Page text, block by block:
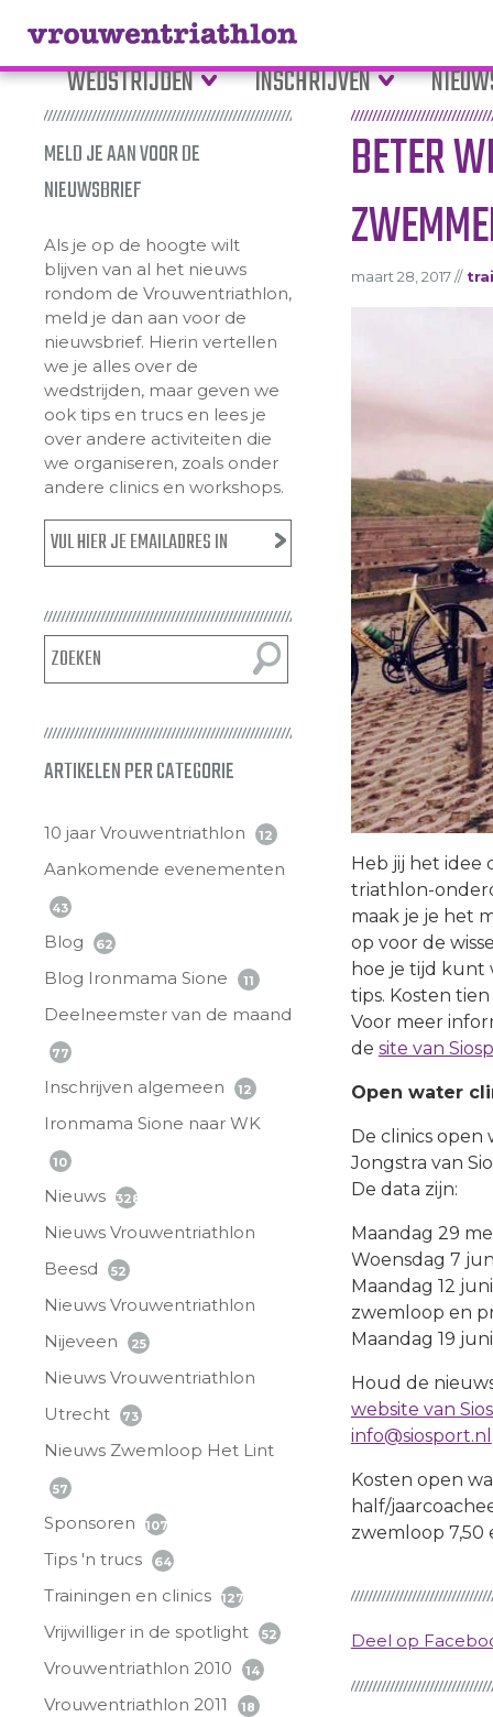
WEDSTRIJDEN INSCHRIJVEN
MELD JE AAN VOOR DE
NIEUWSBRIEF
Als je op de hoogte wilt
blijven van al het nieuws
rondom de Vrouwentriathlon,
meld je dan aan voor de
nieuwsbrief. Hierin vertellen
we je alles over de
wedstrijden, maar geven we
ook tips en trucs en lees je
over andere activiteiten die
we organiseren, zoals onder
andere clinics en workshops.
ARTIKELEN PER CATEGORIE
10 jaar Vrouwentriathlon 12
Aankomende evenementen
43
Blog 62
Blog Ironmama Sione 11
Deelneemster van de maand
77
Inschrijven algemeen 12
Ironmama Sione naar WK
10
Nieuws 328
Nieuws Vrouwentriathlon
Beesd
52
Nieuws Vrouwentriathlon
Nijeveen
25
Nieuws Vrouwentriathlon
Utrecht
73
Nieuws Zwemloop Het Lint
57
Sponsoren 107
Tips 'n trucs 64
Trainingen en clinics 127
Vrijwilliger in de spotlight 52
Vrouwentriathlon 2010 14
Vrouwentriathlon 2011 18
BETER
maart 28, 2017 //
Heb jij het idee
triathlon-
maak je je het
op voor de
hoe je tijd kunt
tips. Kosten
Voor meer
de site van
Open water
De clinics
Jongstra van
De data zijn:
Maandag 29
Woensdag 7
Maandag 12
zwemloop en
Maandag 19
Houd de
website van
info@siosport.nl
Kosten open
half/
zwemloop 7,50
Deel op